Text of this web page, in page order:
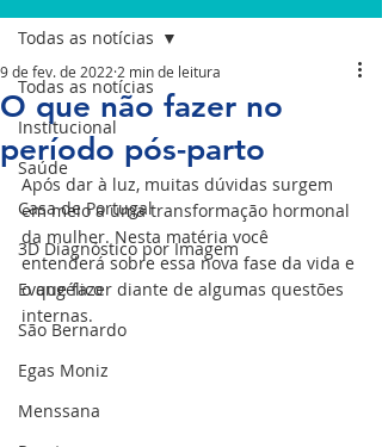
Resultados de exames laboratoriais
Todas as notícias
Institucional
Saúde
Casa de Portugal
3D Diagnóstico por Imagem
Evangélico
São Bernardo
Egas Moniz
Menssana
Todas as notícias
O que não fazer no
período pós-parto
9 de fev. de 2022 2 min de leitura
Após dar à luz, muitas dúvidas surgem
em meio a uma transformação hormonal
da mulher. Nesta matéria você
entenderá sobre essa nova fase da vida e
o que fazer diante de algumas questões
internas.